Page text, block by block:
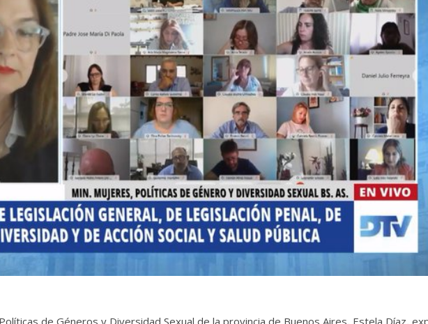
de Géneros y Diversidad Sexual de la provincia de Buenos Aires, Estela Díaz,